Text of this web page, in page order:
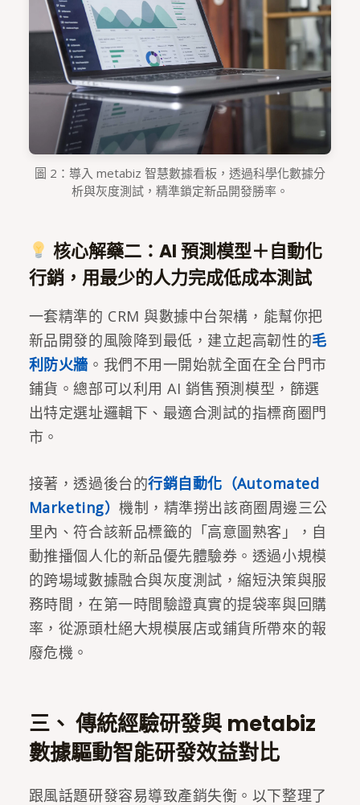
圖 2：導入 metabiz 智慧數據看板，透過科學化數據分
析與灰度測試，精準鎖定新品開發勝率。
核心解藥二：AI 預測模型＋自動化
行銷，用最少的人力完成低成本測試
一套精準的 CRM 與數據中台架構，能幫你把
新品開發的風險降到最低，建立起高韌性的毛
利防火牆 。我們不用一開始就全面在全台門市
鋪貨。總部可以利用 AI 銷售預測模型，篩選
出特定選址邏輯下、最適合測試的指標商圈門
市。
接著，透過後台的行銷自動化（Automated
Marketing）機制，精準撈出該商圈周邊三公
里內、符合該新品標籤的「高意圖熟客」，自
動推播個人化的新品優先體驗券。透過小規模
的跨場域數據融合與灰度測試，縮短決策與服
務時間，在第一時間驗證真實的提袋率與回購
率，從源頭杜絕大規模展店或鋪貨所帶來的報
廢危機。
三、 傳統經驗研發與 metabiz
數據驅動智能研發效益對比
跟風話題研發容易導致產銷失衡。以下整理了